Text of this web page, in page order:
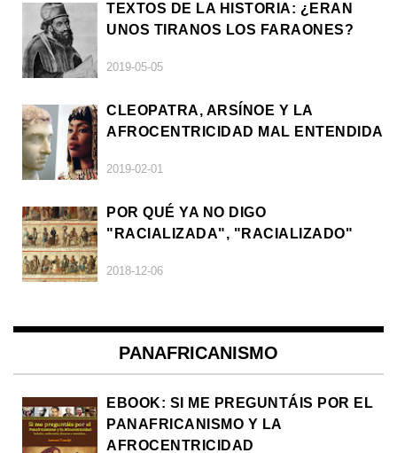
TEXTOS DE LA HISTORIA: ¿ERAN
UNOS TIRANOS LOS FARAONES?
2019-05-05
CLEOPATRA, ARSÍNOE Y LA
AFROCENTRICIDAD MAL ENTENDIDA
2019-02-01
POR QUÉ YA NO DIGO
"RACIALIZADA", "RACIALIZADO"
2018-12-06
PANAFRICANISMO
EBOOK: SI ME PREGUNTÁIS POR EL
PANAFRICANISMO Y LA
AFROCENTRICIDAD